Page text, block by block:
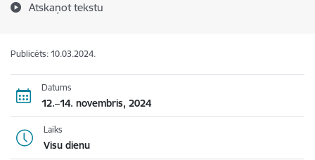
Atskaņot tekstu
Publicēts: 10.03.2024.
Datums
12.–14. novembris, 2024
Laiks
Visu dienu